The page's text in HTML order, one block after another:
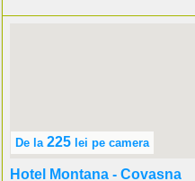
De la 225 lei pe camera
Hotel Montana - Covasna